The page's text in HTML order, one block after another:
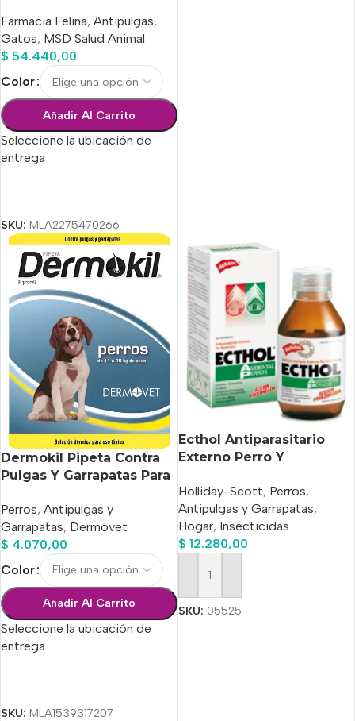
Farmacia Felina, Antipulgas,
Gatos, MSD Salud Animal
$ 54.440,00
Color
Añadir Al Carrito
Seleccione la ubicación de
entrega
SKU: MLA2275470266
Dermokil Pipeta Contra
Pulgas Y Garrapatas Para
Perros, Antipulgas y
Garrapatas, Dermovet
$ 4.070,00
Color
Añadir Al Carrito
Seleccione la ubicación de
entrega
SKU: MLA1539317207
Ecthol Antiparasitario
Externo Perro Y
Holliday-Scott, Perros,
Antipulgas y Garrapatas,
Hogar, Insecticidas
$ 12.280,00
Añadir Al Carrito
SKU: 05525